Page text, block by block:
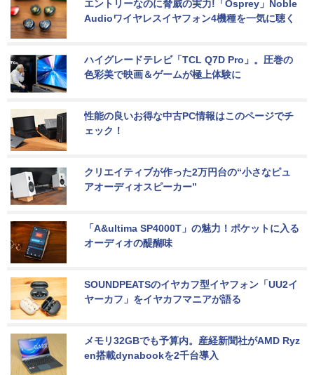
エントリーなのに脅威の実力!「Osprey」Noble
Audioワイヤレスイヤフォン4機種を一気に聴く
ハイグレードテレビ「TCL Q7D Pro」。圧巻の
色彩美で映画＆ゲームが極上体験に
性能の良いお得な中古PC情報はこのページでチ
ェック！
クリエイティブが作った2万円台の“小さなピュ
アオーディオスピーカー”
「A&ultima SP4000T」の魅力！ポケットに入る
オーディオの醍醐味
SOUNDPEATSのイヤカフ型イヤフォン「UU2イ
ヤーカフ」をイヤカフマニアが語る
メモリ32GBでも予算内。産経新聞社がAMD Ryz
en搭載dynabookを2千台導入